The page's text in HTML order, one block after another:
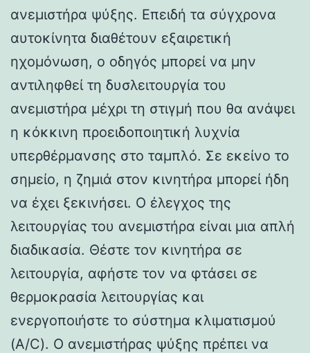
ανεμιστήρα ψύξης. Επειδή τα σύγχρονα
αυτοκίνητα διαθέτουν εξαιρετική
ηχομόνωση, ο οδηγός μπορεί να μην
αντιληφθεί τη δυσλειτουργία του
ανεμιστήρα μέχρι τη στιγμή που θα ανάψει
η κόκκινη προειδοποιητική λυχνία
υπερθέρμανσης στο ταμπλό. Σε εκείνο το
σημείο, η ζημιά στον κινητήρα μπορεί ήδη
να έχει ξεκινήσει. Ο έλεγχος της
λειτουργίας του ανεμιστήρα είναι μια απλή
διαδικασία. Θέστε τον κινητήρα σε
λειτουργία, αφήστε τον να φτάσει σε
θερμοκρασία λειτουργίας και
ενεργοποιήστε το σύστημα κλιματισμού
(A/C). Ο ανεμιστήρας ψύξης πρέπει να